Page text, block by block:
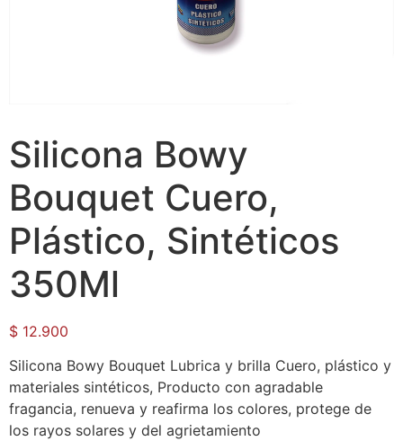
Silicona Bowy
Bouquet Cuero,
Plástico, Sintéticos
350Ml
$ 12.900
Silicona Bowy Bouquet Lubrica y brilla Cuero, plástico y
materiales sintéticos, Producto con agradable
fragancia, renueva y reafirma los colores, protege de
los rayos solares y del agrietamiento